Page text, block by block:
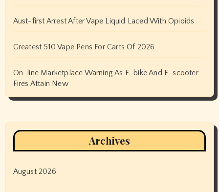
Aust-first Arrest After Vape Liquid Laced With Opioids
Greatest 510 Vape Pens For Carts Of 2026
On-line Marketplace Warning As E-bike And E-scooter
Fires Attain New
Archives
August 2026